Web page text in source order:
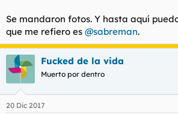
Se mandaron fotos. Y hasta aquí
que me refiero es @sabreman.
Fucked de la vida
Muerto por dentro
20 Dic 2017